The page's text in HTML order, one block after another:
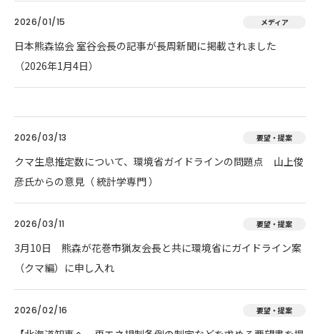
2026/01/15 メディア
日本熊森協会 室谷会長の記事が長周新聞に掲載されました
（2026年1月4日）
2026/03/13 要望・提案
クマ生息推定数について、環境省ガイドラインの問題点 山上俊
彦氏からの意見（ 統計学専門 ）
2026/03/11 要望・提案
3月10日 熊森が花巻市猟友会長と共に環境省にガイドライン案
（クマ編）に申し入れ
2026/02/16 要望・提案